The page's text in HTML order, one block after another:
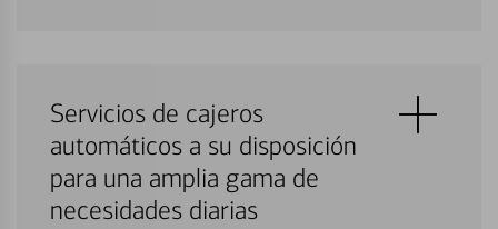
Servicios de cajeros
automáticos a su disposición
para una amplia gama de
necesidades diarias